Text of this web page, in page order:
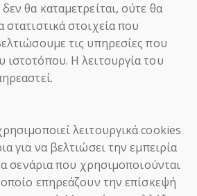
θα καταμετρείται, ούτε θα
στατιστικά στοιχεία που
τις υπηρεσίες που
Η λειτουργία του
λειτουργικά cookies
για να βελτιώσει την εμπειρία
σενάρια που χρησιμοποιούνται
επηρεάζουν την επίσκεψή